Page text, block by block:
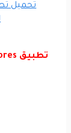
تطبيق Football Live Scores